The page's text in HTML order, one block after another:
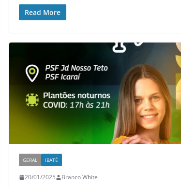
Read More
GERAL IBATÉ
20/01/2025 Branco White